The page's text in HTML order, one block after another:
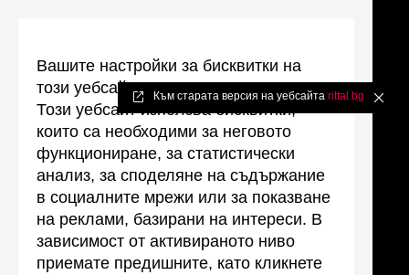
Към старата версия на уебсайта rittal.bg ✖
Вашите настройки за бисквитки на
този уебсайт
Този уебсайт използва бисквитки,
които са необходими за неговото
функциониране, за статистически
анализ, за споделяне на съдържание
в социалните мрежи или за показване
на реклами, базирани на интереси. В
зависимост от активираното ниво
приемате предишните, като кликнете